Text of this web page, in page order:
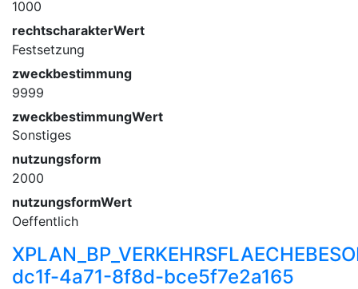
1000
rechtscharakterWert
Festsetzung
zweckbestimmung
9999
zweckbestimmungWert
Sonstiges
nutzungsform
2000
nutzungsformWert
Oeffentlich
dc1f-4a71-8f8d-bce5f7e2a165